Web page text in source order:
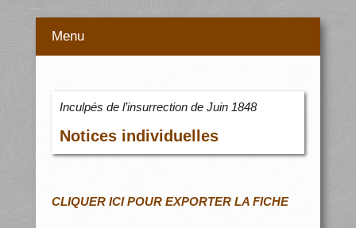
Menu
Inculpés de l’insurrection de Juin 1848
Notices individuelles
CLIQUER ICI POUR EXPORTER LA FICHE